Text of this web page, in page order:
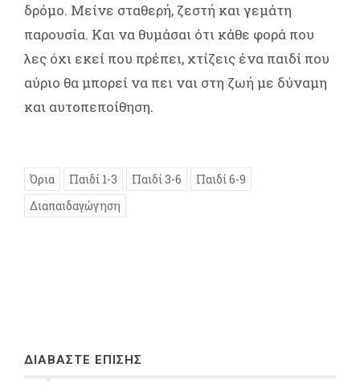
δρόμο. Μείνε σταθερή, ζεστή και γεμάτη
παρουσία. Και να θυμάσαι ότι κάθε φορά που
λες όχι εκεί που πρέπει, χτίζεις ένα παιδί που
αύριο θα μπορεί να πει ναι στη ζωή με δύναμη
και αυτοπεποίθηση.
Όρια Παιδί 1-3 Παιδί 3-6
Παιδί 6-9
Διαπαιδαγώγηση
ΔΙΑΒΑΣΤΕ ΕΠΙΣΗΣ